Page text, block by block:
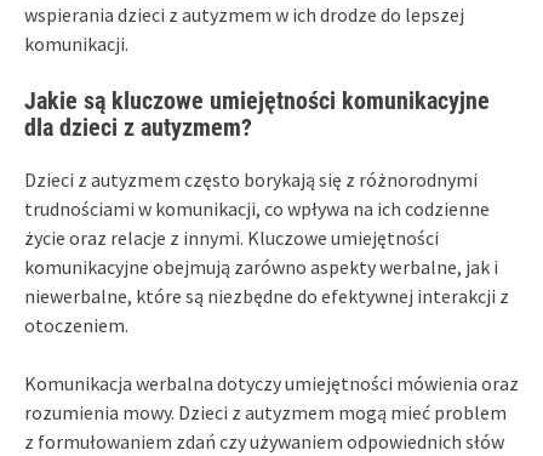
wspierania dzieci z autyzmem w ich drodze do lepszej
komunikacji.
Jakie są kluczowe umiejętności komunikacyjne
dla dzieci z autyzmem?
Dzieci z autyzmem często borykają się z różnorodnymi
trudnościami w komunikacji, co wpływa na ich codzienne
życie oraz relacje z innymi. Kluczowe umiejętności
komunikacyjne obejmują zarówno aspekty werbalne, jak i
niewerbalne, które są niezbędne do efektywnej interakcji z
otoczeniem.
Komunikacja werbalna dotyczy umiejętności mówienia oraz
rozumienia mowy. Dzieci z autyzmem mogą mieć problem
z formułowaniem zdań czy używaniem odpowiednich słów